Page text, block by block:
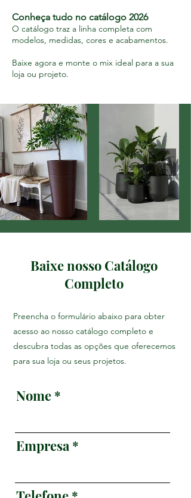
Conheça tudo no catálogo 2026
O catálogo traz a linha completa com
modelos, medidas, cores e acabamentos.
Baixe agora e monte o mix ideal para a sua
loja ou projeto.
Baixe nosso Catálogo
Completo
Preencha o formulário abaixo para obter
acesso ao nosso catálogo completo e
descubra todas as opções que oferecemos
para sua loja ou seus projetos.
Nome
Empresa